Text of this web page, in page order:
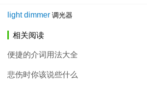
light dimmer 调光器
相关阅读
便捷的介词用法大全
悲伤时你该说些什么